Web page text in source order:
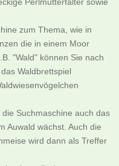
Perlmutterfalter sowie
zum Thema, wie in
die in einem Moor
"Wald" können Sie nach
Waldbrettspiel
Suchmaschine auch das
Auwald wächst. Auch die
wird dann als Treffer